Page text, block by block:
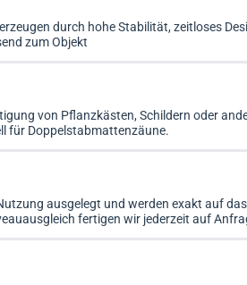
durch hohe Stabilität, zeitloses
zum Objekt
von Pflanzkästen, Schildern oder
für Doppelstabmattenzäune.
ausgelegt und werden exakt auf
fertigen wir jederzeit auf